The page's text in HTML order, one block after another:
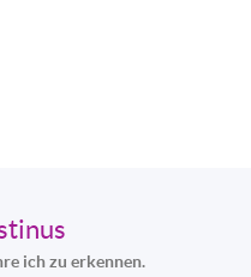
ich zu erkennen.